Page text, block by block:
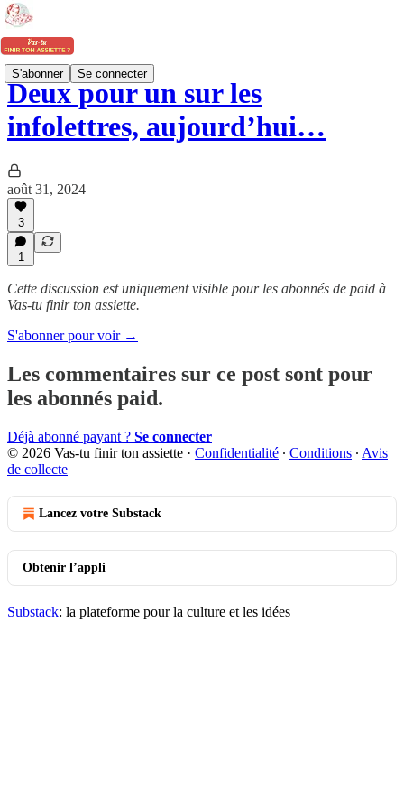
S'abonner Se connecter
Deux pour un sur les
infolettres, aujourd’hui…
août 31, 2024
3
1
Cette discussion est uniquement visible pour les abonnés de paid à
Vas-tu finir ton assiette.
S'abonner pour voir →
Les commentaires sur ce post sont pour
les abonnés paid.
Déjà abonné payant ? Se connecter
© 2026 Vas-tu finir ton assiette · Confidentialité ∙ Conditions ∙ Avis
de collecte
Lancez votre Substack
Obtenir l’appli
Substack: la plateforme pour la culture et les idées